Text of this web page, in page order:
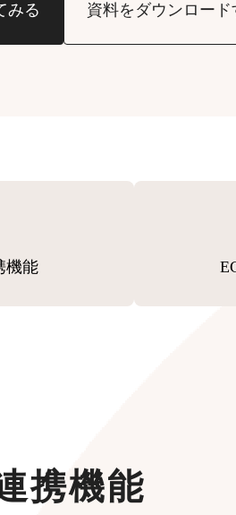
みる 資料をダウンロード
機能
携機能